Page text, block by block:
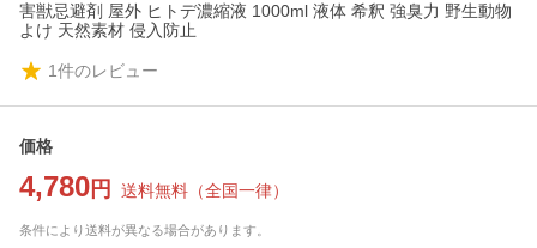
害獣忌避剤 屋外 ヒトデ濃縮液 1000ml 液体 希釈 強臭力 野生動物
よけ 天然素材 侵入防止
1件のレビュー
価格
4,780 円 送料無料 （全国一律）
条件により送料が異なる場合があります。